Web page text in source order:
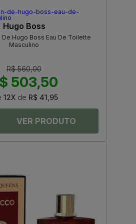
Hugo Boss
De Hugo Boss Eau De Toilette
Masculino
R$ 560,00
503,50
12Xde R$ 41,95